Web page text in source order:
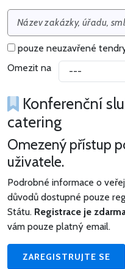
pouze neuzavřené
Omezit na
Konferenční
catering
Omezený přístup
uživatele.
Podrobné informace o
důvodů dostupné pouze
Státu. Registrace je
vám pouze platný email.
ZAREGISTRUJTE SE